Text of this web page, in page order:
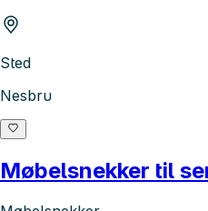
Sted
Nesbru
Møbelsnekker til